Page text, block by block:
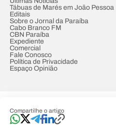
Compartilhe o artigo
Tábuas de Marés em João Pessoa
Editais
Sobre o Jornal da Paraíba
Cabo Branco FM
CBN Paraíba
Expediente
Comercial
Fale Conosco
Política de Privacidade
Espaço Opinião
Developed by Designed by